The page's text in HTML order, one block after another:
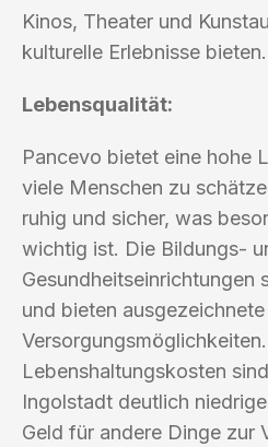
Kinos, Theater und
kulturelle Erlebnisse bieten.
Lebensqualität:
Pancevo bietet eine hohe
viele Menschen zu
ruhig und sicher, was
wichtig ist. Die Bildungs-
Gesundheitseinrichtungen
und bieten
Lebenshaltungskosten
Ingolstadt deutlich
Geld für andere Dinge zur